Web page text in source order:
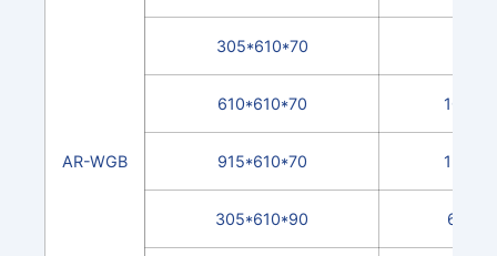
AR-WGB
305*610*70
610*610*70 10.2
915*610*70 15.4
305*610*90 6.5